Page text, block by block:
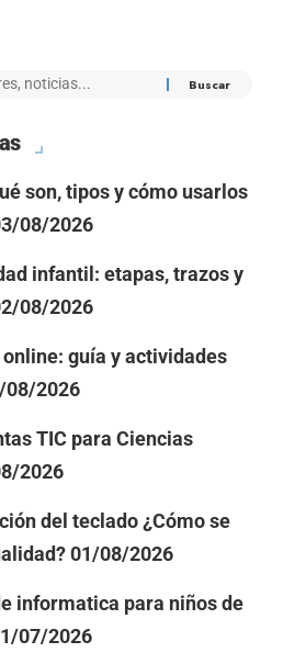
son, tipos y cómo usarlos
08/2026
infantil: etapas, trazos y
08/2026
guía y actividades
08/2026
TIC para Ciencias
2026
del teclado ¿Cómo se
01/08/2026
informatica para niños de
07/2026